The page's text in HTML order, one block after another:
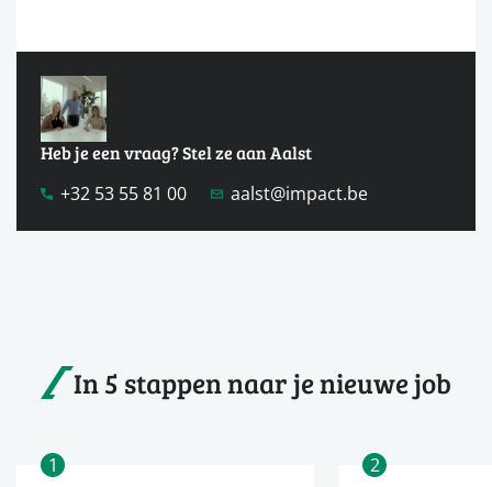
Heb je een vraag? Stel ze aan Aalst
+32 53 55 81 00
aalst@impact.be
In 5 stappen naar je nieuwe job
1
2